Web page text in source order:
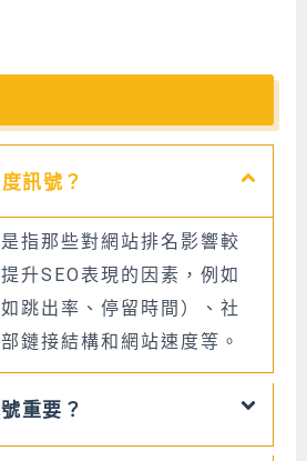
訊號？
指那些對網站排名影響較
升SEO表現的因素，例如
跳出率、停留時間）、社
鏈接結構和網站速度等。
重要？